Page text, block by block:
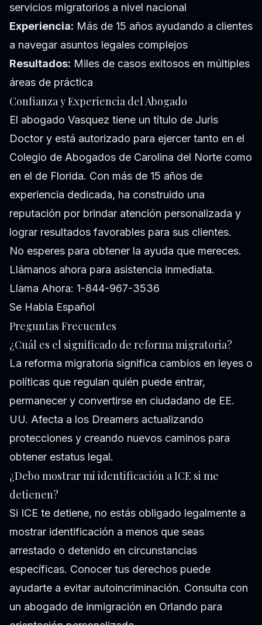
servicios migratorios a nivel nacional
Experiencia: Más de 15 años ayudando a clientes
a navegar asuntos legales complejos
Resultados: Miles de casos exitosos en múltiples
áreas de práctica
Confianza y Experiencia del Abogado
El abogado Vasquez tiene un título de Juris
Doctor y está autorizado para ejercer tanto en el
Colegio de Abogados de Carolina del Norte como
en el de Florida. Con más de 15 años de
experiencia dedicada, ha construido una
reputación por brindar atención personalizada y
lograr resultados favorables para sus clientes.
No esperes para obtener la ayuda que mereces.
Llámanos ahora para asistencia inmediata.
Llama Ahora: 1-844-967-3536
Se Habla Español
Preguntas Frecuentes
¿Cuál es el significado de reforma migratoria?
La reforma migratoria significa cambios en leyes o
políticas que regulan quién puede entrar,
permanecer y convertirse en ciudadano de EE.
UU. Afecta a los Dreamers actualizando
protecciones y creando nuevos caminos para
obtener estatus legal.
¿Debo mostrar mi identificación a ICE si me
detienen?
Si ICE te detiene, no estás obligado legalmente a
mostrar identificación a menos que seas
arrestado o detenido en circunstancias
específicas. Conocer tus derechos puede
ayudarte a evitar autoincriminación. Consulta con
un abogado de inmigración en Orlando para